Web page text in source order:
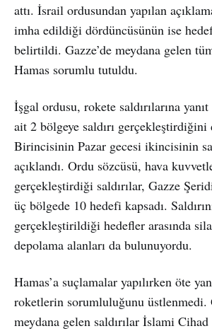
attı. İsrail ordusundan yapılan
imha edildiği dördüncüsünün ise
belirtildi. Gazze’de meydana gelen
Hamas sorumlu tutuldu.
İşgal ordusu, rokete saldırılarına
ait 2 bölgeye saldırı gerçekleştirdiğini
Birincisinin Pazar gecesi ikincisinin
açıklandı. Ordu sözcüsü, hava
gerçekleştirdiği saldırılar, Gazze
üç bölgede 10 hedefi kapsadı.
gerçekleştirildiği hedefler arasında
depolama alanları da bulunuyordu.
Hamas’a suçlamalar yapılırken öte
roketlerin sorumluluğunu
meydana gelen saldırılar İslami